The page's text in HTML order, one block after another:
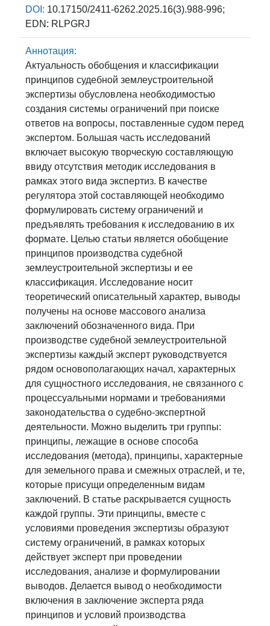
DOI: 10.17150/2411-6262.2025.16(3).988-996;
EDN: RLPGRJ
Аннотация:
Актуальность обобщения и классификации
принципов судебной землеустроительной
экспертизы обусловлена необходимостью
создания системы ограничений при поиске
ответов на вопросы, поставленные судом перед
экспертом. Большая часть исследований
включает высокую творческую составляющую
ввиду отсутствия методик исследования в
рамках этого вида экспертиз. В качестве
регулятора этой составляющей необходимо
формулировать систему ограничений и
предъявлять требования к исследованию в их
формате. Целью статьи является обобщение
принципов производства судебной
землеустроительной экспертизы и ее
классификация. Исследование носит
теоретический описательный характер, выводы
получены на основе массового анализа
заключений обозначенного вида. При
производстве судебной землеустроительной
экспертизы каждый эксперт руководствуется
рядом основополагающих начал, характерных
для сущностного исследования, не связанного с
процессуальными нормами и требованиями
законодательства о судебно-экспертной
деятельности. Можно выделить три группы:
принципы, лежащие в основе способа
исследования (метода), принципы, характерные
для земельного права и смежных отраслей, и те,
которые присущи определенным видам
заключений. В статье раскрывается сущность
каждой группы. Эти принципы, вместе с
условиями проведения экспертизы образуют
систему ограничений, в рамках которых
действует эксперт при проведении
исследования, анализе и формулировании
выводов. Делается вывод о необходимости
включения в заключение эксперта ряда
принципов и условий производства